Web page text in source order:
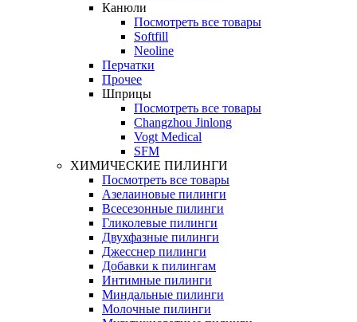
Канюли
Посмотреть все товары
Softfill
Neoline
Перчатки
Прочее
Шприцы
Посмотреть все товары
Changzhou Jinlong
Vogt Medical
SFM
ХИМИЧЕСКИЕ ПИЛИНГИ
Посмотреть все товары
Азелаиновые пилинги
Всесезонные пилинги
Гликолевые пилинги
Двухфазные пилинги
Джесснер пилинги
Добавки к пилингам
Интимные пилинги
Миндальные пилинги
Молочные пилинги